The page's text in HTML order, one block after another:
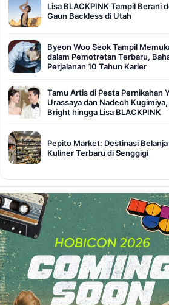
Lisa BLACKPINK Tampil Berani
Gaun Backless di Utah
Byeon Woo Seok Tampil
dalam Pemotretan Terbaru,
Perjalanan 10 Tahun Karier
Tamu Artis di Pesta Pernikahan
Urassaya dan Nadech
Bright hingga Lisa BLACKPINK
Pepito Market: Destinasi Belanja
Kuliner Terbaru di Senggigi